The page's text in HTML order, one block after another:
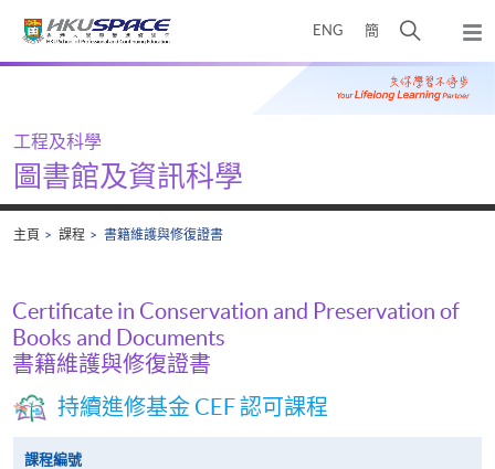
ENG 簡
開
搜
尋
彈
出
主
Main
工程及科學
圖書館及資訊科學
主頁 課程 書籍維護與修復證書
Certificate in Conservation and Preservation of
Books and Documents
書籍維護與修復證書
持續進修基金 CEF 認可課程
課程編號